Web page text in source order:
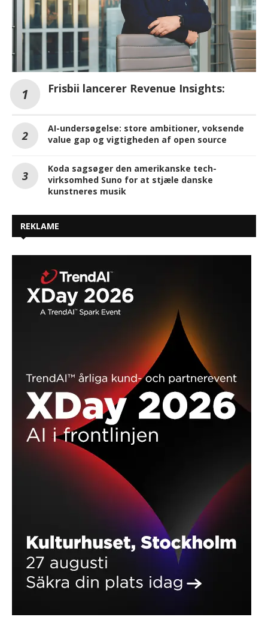
Frisbii lancerer Revenue Insights:
AI-undersøgelse: store ambitioner, voksende
value gap og vigtigheden af open source
Koda sagsøger den amerikanske tech-
virksomhed Suno for at stjæle danske
kunstneres musik
REKLAME